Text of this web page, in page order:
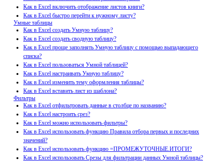
Как в Excel включить отображение листов книги?
Как в Excel быстро перейти к нужному листу?
Умные таблицы
Как в Excel создать Умную таблицу?
Как в Excel создать сводную таблицу?
Как в Excel проще заполнять Умную таблицу с помощью выпадающего
списка?
Как в Excel пользоваться Умной таблицей?
Как в Excel настраивать Умную таблицу?
Как в Excel изменить тему оформления таблицы?
Как в Excel вставить лист из шаблона?
Фильтры
Как в Excel отфильтровать данные в столбце по названию?
Как в Excel настроить срез?
Как в Excel можно использовать фильтры?
Как в Excel использовать функцию Правила отбора первых и последних
значений?
Как в Excel использовать функцию =ПРОМЕЖУТОЧНЫЕ.ИТОГИ?
Как в Excel использовать Срезы для фильтрации данных Умной таблицы?